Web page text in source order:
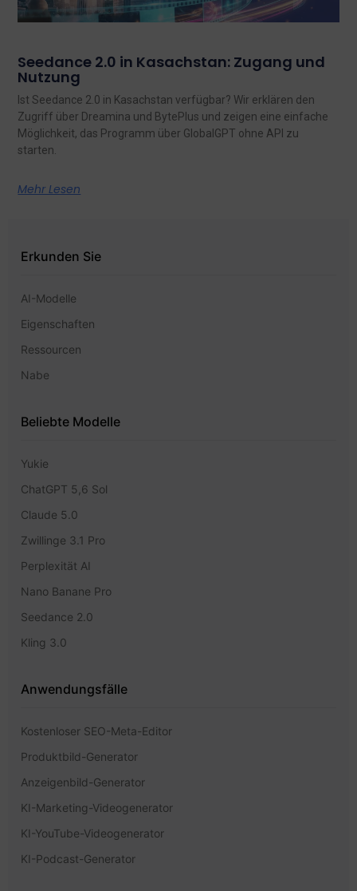
Seedance 2.0 in Kasachstan: Zugang und
Nutzung
Ist Seedance 2.0 in Kasachstan verfügbar? Wir erklären den
Zugriff über Dreamina und BytePlus und zeigen eine einfache
Möglichkeit, das Programm über GlobalGPT ohne API zu
starten.
Mehr Lesen
Erkunden Sie
AI-Modelle
Eigenschaften
Ressourcen
Nabe
Beliebte Modelle
Yukie
ChatGPT 5,6 Sol
Claude 5.0
Zwillinge 3.1 Pro
Perplexität AI
Nano Banane Pro
Seedance 2.0
Kling 3.0
Anwendungsfälle
Kostenloser SEO-Meta-Editor
Produktbild-Generator
Anzeigenbild-Generator
KI-Marketing-Videogenerator
KI-YouTube-Videogenerator
KI-Podcast-Generator